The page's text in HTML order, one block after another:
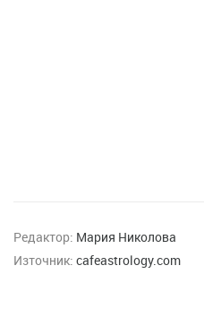
Редактор: Мария Николова
Източник: cafeastrology.com